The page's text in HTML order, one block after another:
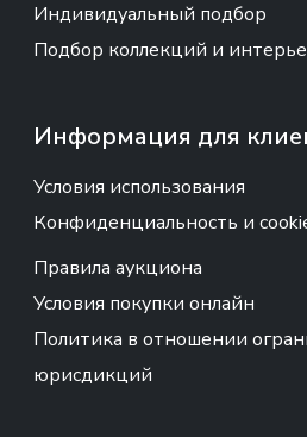
Индивидуальный подбор
Подбор коллекций и
Информация для
Условия использования
Конфиденциальность и
Правила аукциона
Условия покупки онлайн
Политика в отношении
юрисдикций